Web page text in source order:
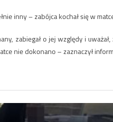
inny – zabójca kochał się w
zabiegał o jej względy i
nie dokonano – zaznaczył